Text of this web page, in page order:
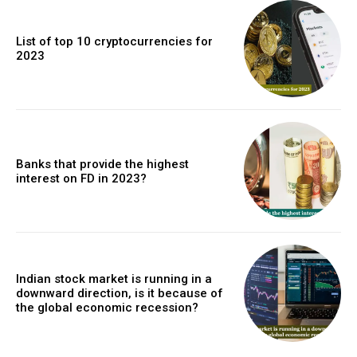
List of top 10 cryptocurrencies for
2023
Banks that provide the highest
interest on FD in 2023?
Indian stock market is running in a
downward direction, is it because of
the global economic recession?